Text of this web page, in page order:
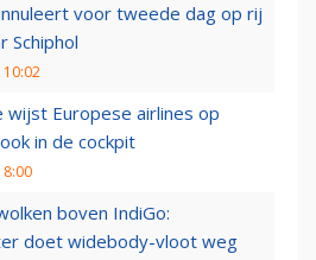
voor tweede dag op rij
Schiphol
10:02
wijst Europese airlines op
in de cockpit
8:00
boven IndiGo:
doet widebody-vloot weg